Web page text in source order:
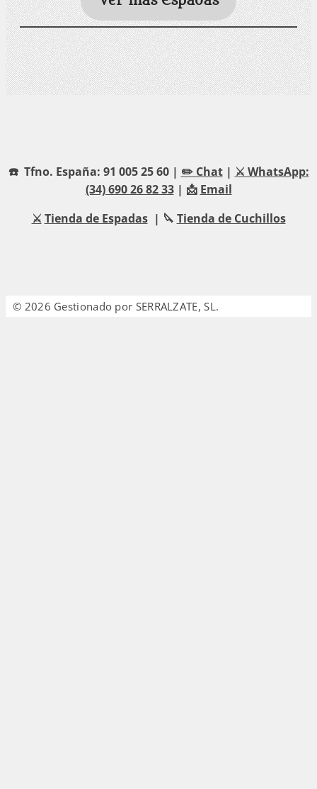
☎️ Tfno. España: 91 005 25 60 | ✏️ Chat| ⚔️ WhatsApp:
(34) 690 26 82 33| 📩 Email
⚔️ Tienda de Espadas| 🔪 Tienda de Cuchillos
© 2026 Gestionado por SERRALZATE, SL.